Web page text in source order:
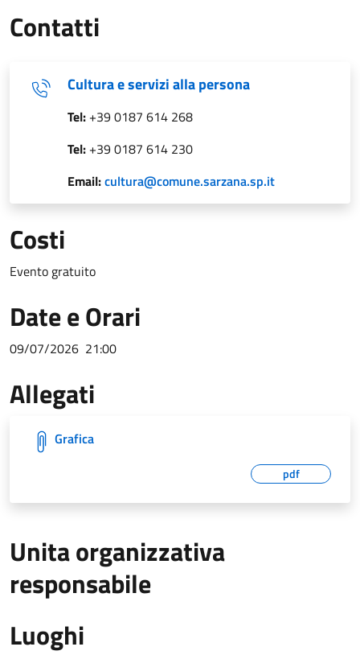
Contatti
Cultura e servizi alla persona
Tel: +39 0187 614 268
Tel: +39 0187 614 230
Email:cultura@comune.sarzana.sp.it
Costi
Evento gratuito
Date e Orari
09/07/2026 21:00
Allegati
Grafica
pdf
Unita organizzativa
responsabile
Luoghi